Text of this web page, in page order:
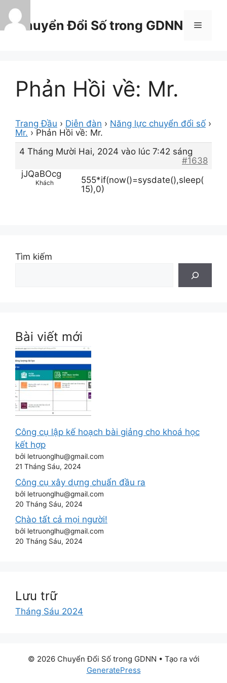
Chuyển
đến
nội
Chuyển Đổi Số trong GDNN Menu
Phản Hồi về: Mr.
Trang Đầu › Diễn đàn › Năng lực chuyển đổi số ›
Mr. › Phản Hồi về: Mr.
4 Tháng Mười Hai, 2024 vào lúc 7:42 sáng
#1638
jJQaBOcg
Khách
555*if(now()=sysdate(),sleep(
15),0)
Tìm kiếm
Bài viết mới
Công cụ lập kế hoạch bài giảng cho khoá học
kết hợp
bởi letruonglhu@gmail.com
21 Tháng Sáu, 2024
Công cụ xây dựng chuẩn đầu ra
bởi letruonglhu@gmail.com
20 Tháng Sáu, 2024
Chào tất cả mọi người!
bởi letruonglhu@gmail.com
20 Tháng Sáu, 2024
Lưu trữ
Tháng Sáu 2024
© 2026 Chuyển Đổi Số trong GDNN • Tạo ra với
GeneratePress